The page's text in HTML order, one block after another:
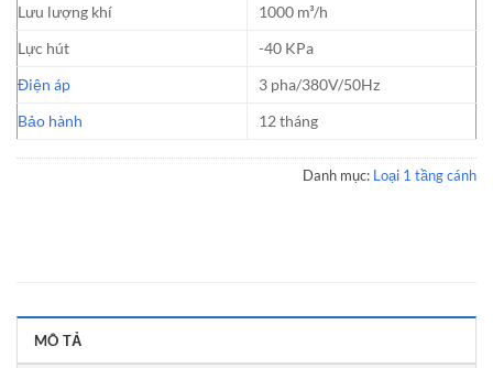
Lưu lượng khí
1000 m³/h
Lực hút
-40 KPa
Điện áp
3 pha/380V/50Hz
Bảo hành
12 tháng
Danh mục: Loại 1 tầng cánh
MÔ TẢ